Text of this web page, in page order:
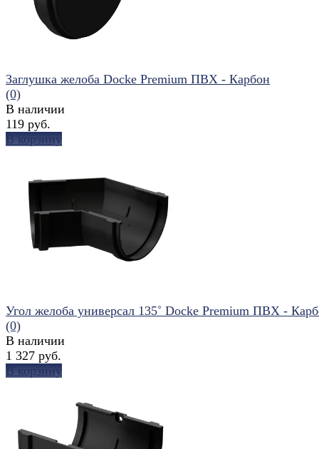
избранное сравнить
Заглушка желоба Docke Premium ПВХ - Карбон
(0)
В наличии
119 руб.
В корзину
избранное сравнить
Угол желоба универсал 135˚ Docke Premium ПВХ -
(0)
В наличии
1 327 руб.
В корзину